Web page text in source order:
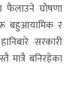
फैलाउने घोषणा
बहुआयामिक र
सरकारी
मात्रै बनिरहेका